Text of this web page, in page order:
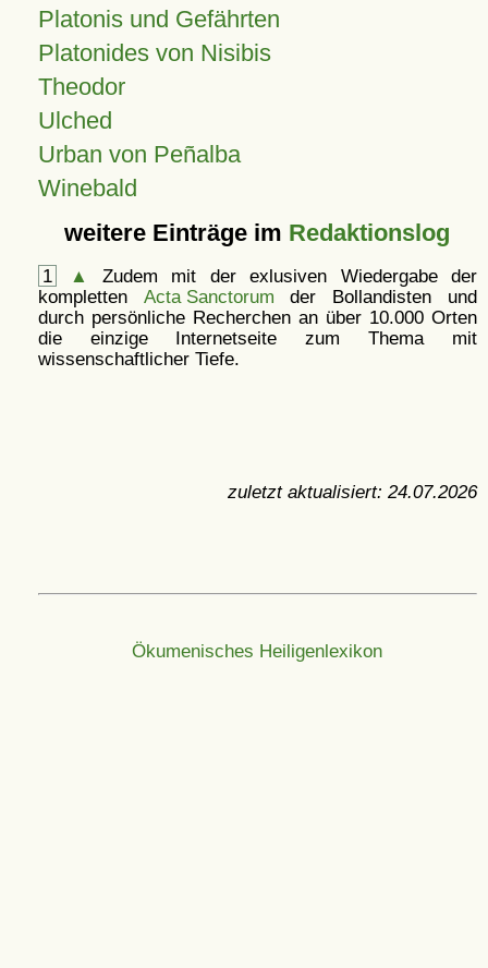
Platonis und Gefährten
Platonides von Nisibis
Theodor
Ulched
Urban von Peñalba
Winebald
weitere Einträge im Redaktionslog
1 ▲
Zudem mit der exlusiven Wiedergabe der
kompletten Acta Sanctorum der Bollandisten und
durch persönliche Recherchen an über 10.000 Orten
die einzige Internetseite zum Thema mit
wissenschaftlicher Tiefe.
zuletzt aktualisiert: 24.07.2026
Ökumenisches Heiligenlexikon